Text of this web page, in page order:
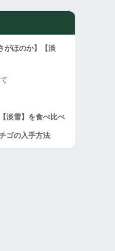
がほのか】【淡
淡雪】を食べ比べ
ゴの入手方法